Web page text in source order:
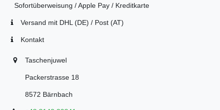
Sofortüberweisung / Apple Pay / Kreditkarte
Versand mit DHL (DE) / Post (AT)
Kontakt
Taschenjuwel
Packerstrasse 18
8572 Bärnbach